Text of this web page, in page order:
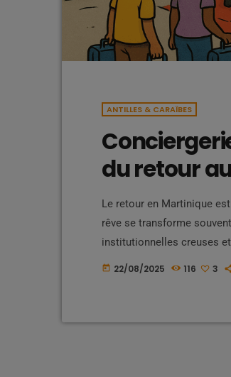
ANTILLES & CARAÏBES
du retour
Le retour en Martinique
rêve se transforme
institutionnelles creuses
retrouvent souvent seuls
today 22/08/2025 116 3